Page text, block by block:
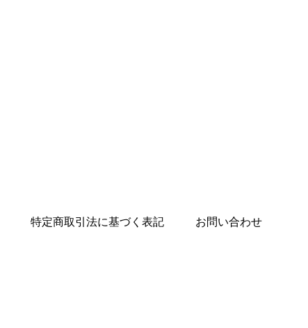
特定商取引法に基づく表記 お問い合わせ